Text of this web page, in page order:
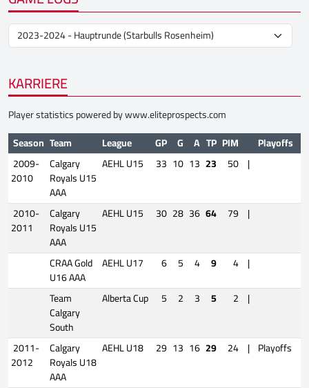
KARRIERE
Player statistics powered bywww.eliteprospects.com
Season Team League GP G A TP PIM Playoffs
2009-
2010
Calgary
Royals U15
AAA
AEHL U15 33 10 13 23 50 |
2010-
2011
Calgary
Royals U15
AAA
AEHL U15 30 28 36 64 79 |
CRAA Gold
U16 AAA
AEHL U17 6 5 4 9 4 |
Team
Calgary
South
Alberta Cup 5 2 3 5 2 |
2011-
2012
Calgary
Royals U18
AAA
AEHL U18 29 13 16 29 24 | Playoffs